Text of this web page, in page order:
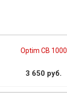
Optim CB 1000
3 650 руб.